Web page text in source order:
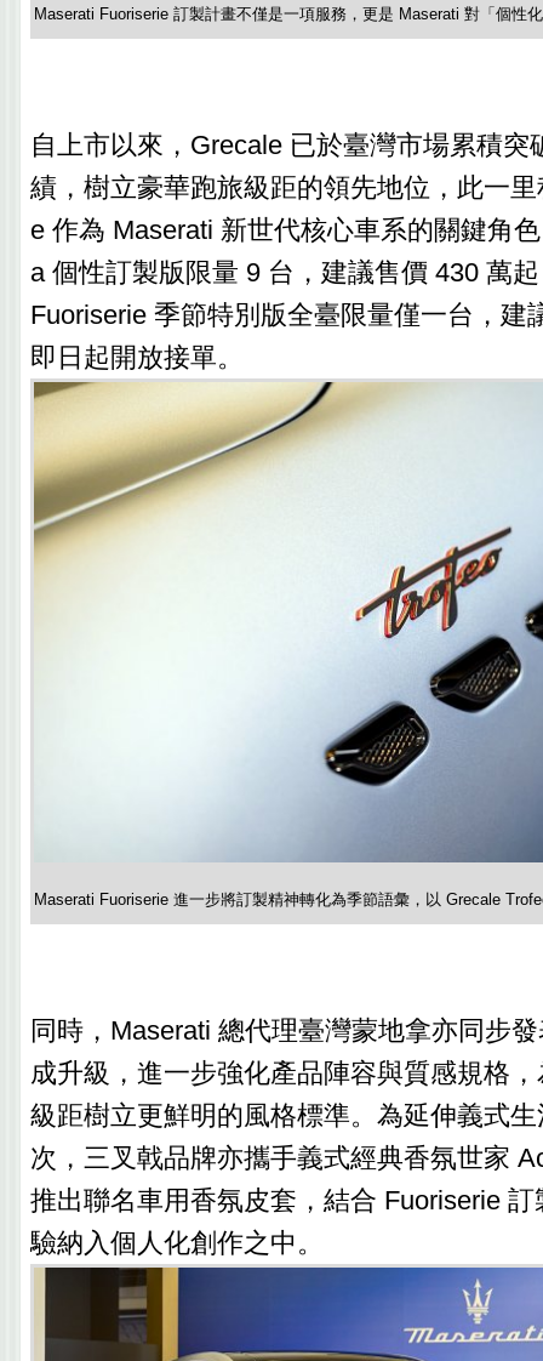
Maserati Fuoriserie 訂製計畫不僅是一項服務，更是 Maserati 對「個性
自上市以來，Grecale 已於臺灣市場累積突
績，樹立豪華跑旅級距的領先地位，此一
e 作為 Maserati 新世代核心車系的關鍵角
a 個性訂製版限量 9 台，建議售價 430 萬
Fuoriserie 季節特別版全臺限量僅一台，建
即日起開放接單。
Maserati Fuoriserie 進一步將訂製精神轉化為季節語彙，以 Grecale
同時，Maserati 總代理臺灣蒙地拿亦同步
成升級，進一步強化產品陣容與質感規格
級距樹立更鮮明的風格標準。為延伸義式
次，三叉戟品牌亦攜手義式經典香氛世家
推出聯名車用香氛皮套，結合 Fuoriserie
驗納入個人化創作之中。